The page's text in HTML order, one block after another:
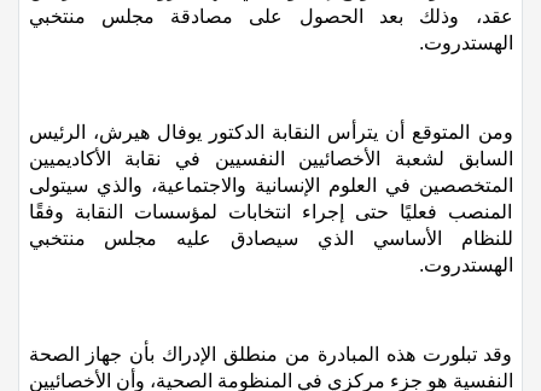
اقتصاد
مطبخ
صحة وطب
مجلة الحمرا
تكنولوجيا
النقابة الأولى المتوقع إنشاؤها في الهستدروت منذ أكثر من
عقد، وذلك بعد الحصول على مصادقة مجلس منتخبي
ومن المتوقع أن يترأس النقابة الدكتور يوفال هيرش، الرئيس
السابق لشعبة الأخصائيين النفسيين في نقابة الأكاديميين
المتخصصين في العلوم الإنسانية والاجتماعية، والذي سيتولى
المنصب فعليًا حتى إجراء انتخابات لمؤسسات النقابة وفقًا
للنظام الأساسي الذي سيصادق عليه مجلس منتخبي
وقد تبلورت هذه المبادرة من منطلق الإدراك بأن جهاز الصحة